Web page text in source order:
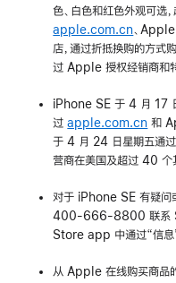
色、白色和红色外观可选
apple.com.cn、
店，通过折抵换购的方
过 Apple 授权经销商和
iPhone SE 于 4 月 17
过apple.com.cn 和
于 4 月 24 日星期五通
营商在美国及超过 40 个
对于 iPhone SE 有疑问
400-666-8800 联系
Store app 中通过“信息”
从 Apple 在线购买商品